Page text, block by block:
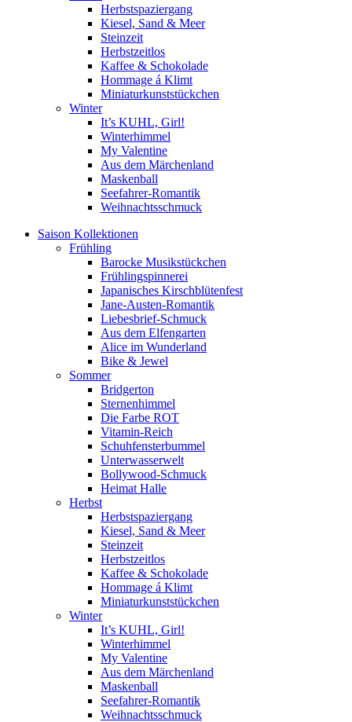
Herbstspaziergang
Kiesel, Sand & Meer
Steinzeit
Herbstzeitlos
Kaffee & Schokolade
Hommage á Klimt
Miniaturkunststückchen
Winter
It’s KUHL, Girl!
Winterhimmel
My Valentine
Aus dem Märchenland
Maskenball
Seefahrer-Romantik
Weihnachtsschmuck
Saison Kollektionen
Frühling
Barocke Musikstückchen
Frühlingspinnerei
Japanisches Kirschblütenfest
Jane-Austen-Romantik
Liebesbrief-Schmuck
Aus dem Elfengarten
Alice im Wunderland
Bike & Jewel
Sommer
Bridgerton
Sternenhimmel
Die Farbe ROT
Vitamin-Reich
Schuhfensterbummel
Unterwasserwelt
Bollywood-Schmuck
Heimat Halle
Herbst
Herbstspaziergang
Kiesel, Sand & Meer
Steinzeit
Herbstzeitlos
Kaffee & Schokolade
Hommage á Klimt
Miniaturkunststückchen
Winter
It’s KUHL, Girl!
Winterhimmel
My Valentine
Aus dem Märchenland
Maskenball
Seefahrer-Romantik
Weihnachtsschmuck